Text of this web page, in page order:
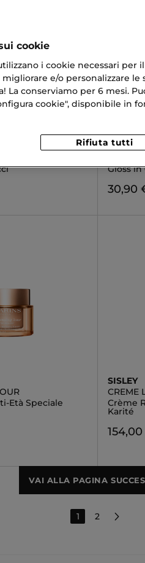
CLARINS
Gloss in
30,90
Età Speciale
SISLEY
CREME
Crème
Karité
VAI ALLA PAGINA
1 2
cookie
i cookie necessari
e/o personalizzare
La conserviamo per 6 mesi.
cookie", disponibile in
Rifiuta tutti